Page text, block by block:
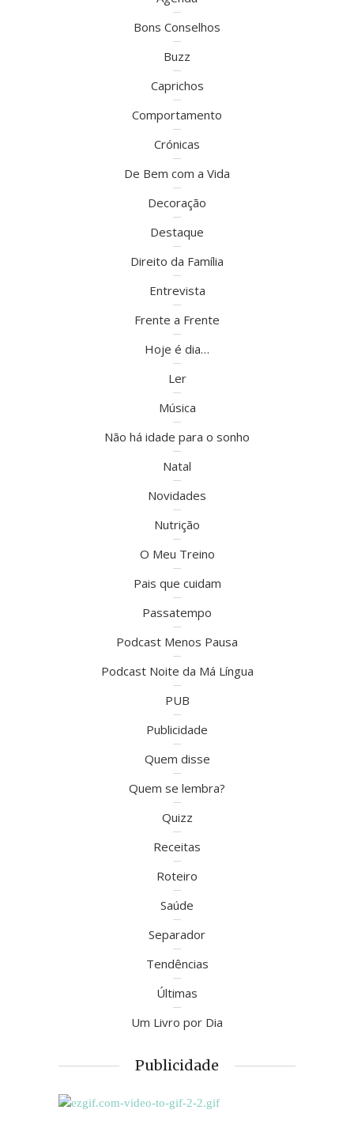
Bons Conselhos
Buzz
Caprichos
Comportamento
Crónicas
De Bem com a Vida
Decoração
Destaque
Direito da Família
Entrevista
Frente a Frente
Hoje é dia…
Ler
Música
Não há idade para o sonho
Natal
Novidades
Nutrição
O Meu Treino
Pais que cuidam
Passatempo
Podcast Menos Pausa
Podcast Noite da Má Língua
PUB
Publicidade
Quem disse
Quem se lembra?
Quizz
Receitas
Roteiro
Saúde
Separador
Tendências
Últimas
Um Livro por Dia
Publicidade